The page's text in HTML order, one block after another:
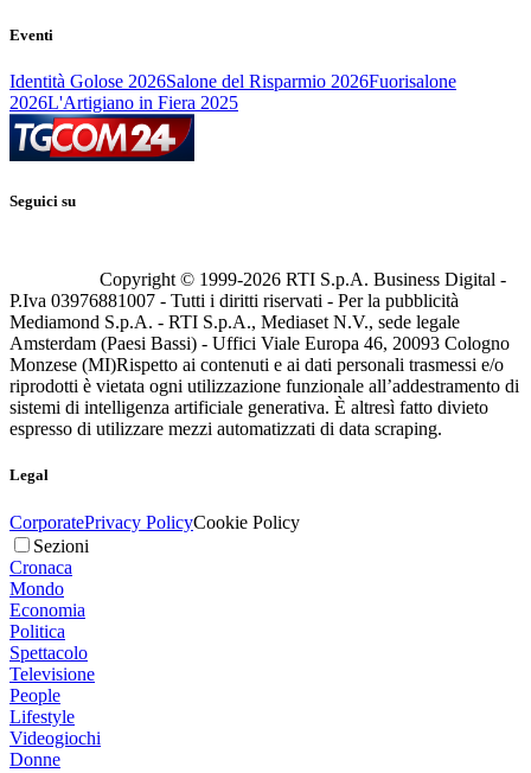
Eventi
Identità Golose 2026Salone del Risparmio 2026Fuorisalone
2026L'Artigiano in Fiera 2025
Seguici su
Copyright © 1999-2026 RTI S.p.A. Business Digital -
P.Iva 03976881007 - Tutti i diritti riservati - Per la pubblicità
Mediamond S.p.A. - RTI S.p.A., Mediaset N.V., sede legale
Amsterdam (Paesi Bassi) - Uffici Viale Europa 46, 20093 Cologno
Monzese (MI)Rispetto ai contenuti e ai dati personali trasmessi e/o
riprodotti è vietata ogni utilizzazione funzionale all’addestramento di
sistemi di intelligenza artificiale generativa. È altresì fatto divieto
espresso di utilizzare mezzi automatizzati di data scraping.
Legal
CorporatePrivacy PolicyCookie Policy
Sezioni
Cronaca
Mondo
Economia
Politica
Spettacolo
Televisione
People
Lifestyle
Videogiochi
Donne